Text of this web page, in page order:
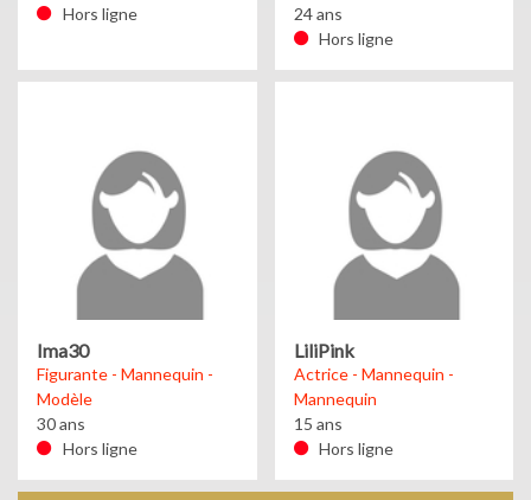
Hors ligne
24 ans
Hors ligne
Ima30
Figurante - Mannequin -
Modèle
30 ans
Hors ligne
LiliPink
Actrice - Mannequin -
Mannequin
15 ans
Hors ligne